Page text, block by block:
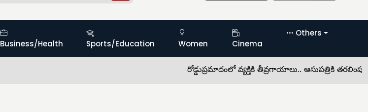
Business/Health Sports/Education Women Cinema
Others
రోడ్డుప్రమాదంలో వ్యక్తికి తీవ్రగాయాలు.. ఆసుపత్రికి తరలింపు •